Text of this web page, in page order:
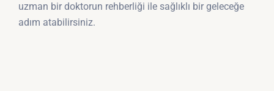
uzman bir doktorun rehberliği ile sağlıklı bir geleceğe
adım atabilirsiniz.